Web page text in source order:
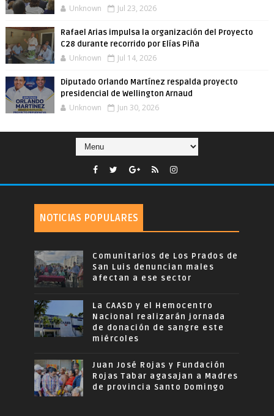
Unknown Jul 23, 2026
Rafael Arias impulsa la organización del Proyecto
C28 durante recorrido por Elías Piña
Unknown Jul 14, 2026
Diputado Orlando Martínez respalda proyecto
presidencial de Wellington Arnaud
Unknown Jun 30, 2026
NOTICIAS POPULARES
Comunitarios de Los Prados de
San Luis denuncian males
afectan a ese sector
La CAASD y el Hemocentro
Nacional realizarán jornada
de donación de sangre este
miércoles
Juan José Rojas y Fundación
Rojas Tabar agasajan a Madres
de provincia Santo Domingo